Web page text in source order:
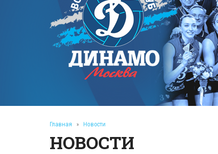
Главная » Новости
НОВОСТИ